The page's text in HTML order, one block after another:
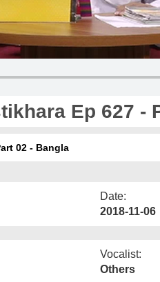
Ep 627 -
02 - Bangla
Date:
2018-11-06
Vocalist:
Others